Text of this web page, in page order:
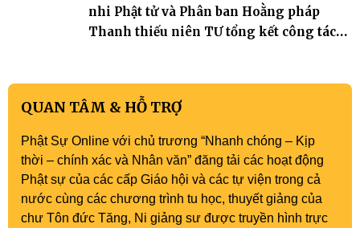
nhi Phật tử và Phân ban Hoằng pháp
Thanh thiếu niên TƯ tổng kết công tác
QUAN TÂM & HỖ TRỢ
Phật Sự Online với chủ trương “Nhanh chóng – Kịp
thời – chính xác và Nhân văn” đăng tải các hoạt động
Phật sự của các cấp Giáo hội và các tự viện trong cả
nước cùng các chương trình tu học, thuyết giảng của
chư Tôn đức Tăng, Ni giảng sư được truyền hình trực